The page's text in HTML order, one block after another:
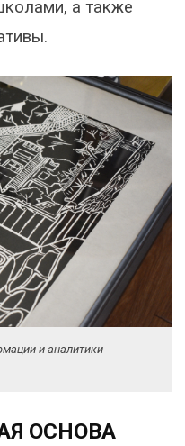
а также
и аналитики
ОСНОВА